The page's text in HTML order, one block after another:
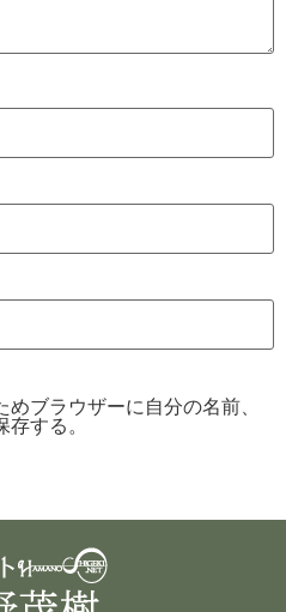
ブラウザーに自分の名前、
する。